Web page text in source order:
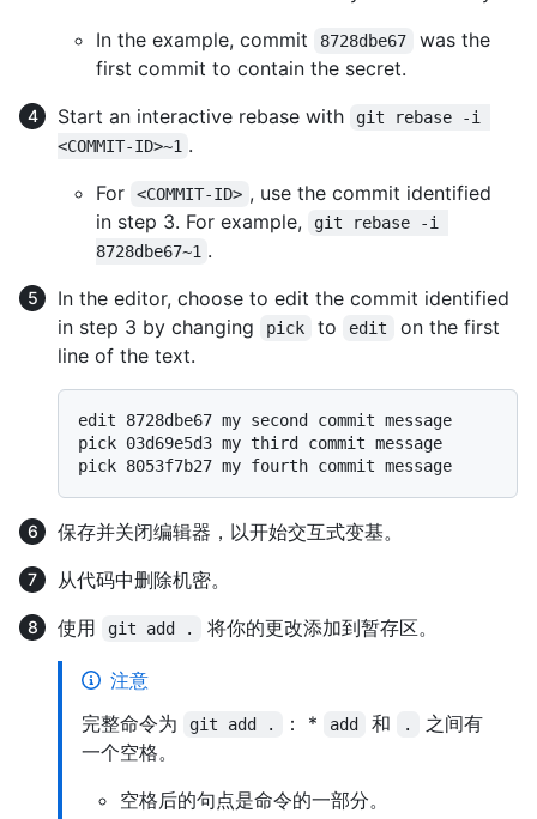
In the example, commit
8728dbe67
was the
first commit to contain the secret.
Start an interactive rebase with
git rebase -i
<COMMIT-ID>~1 .
For
<COMMIT-ID> , use the commit identified
in step 3. For example,
git rebase -i
8728dbe67~1 .
In the editor, choose to edit the commit identified
in step 3 by changing
pick to edit
on the first
line of the text.
edit 8728dbe67 my second commit message
pick 03d69e5d3 my third commit message
保存并关闭编辑器，以开始交互式变基。
从代码中删除机密。
使用
git add . 将你的更改添加到暂存区。
注意
完整命令为
git add . ： * add 和 .
之间有
一个空格。
空格后的句点是命令的一部分。